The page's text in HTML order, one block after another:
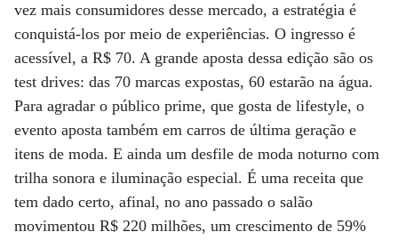
vez mais consumidores desse mercado, a estratégia é
conquistá-los por meio de experiências. O ingresso é
acessível, a R$ 70. A grande aposta dessa edição são os
test drives: das 70 marcas expostas, 60 estarão na água.
Para agradar o público prime, que gosta de lifestyle, o
evento aposta também em carros de última geração e
itens de moda. E ainda um desfile de moda noturno com
trilha sonora e iluminação especial. É uma receita que
tem dado certo, afinal, no ano passado o salão
movimentou R$ 220 milhões, um crescimento de 59%